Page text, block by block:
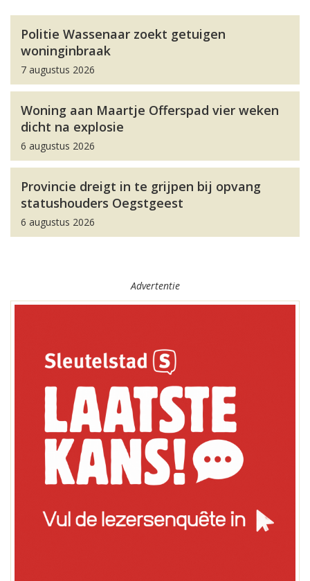
Politie Wassenaar zoekt getuigen
woninginbraak
7 augustus 2026
Woning aan Maartje Offerspad vier weken
dicht na explosie
6 augustus 2026
Provincie dreigt in te grijpen bij opvang
statushouders Oegstgeest
6 augustus 2026
Advertentie